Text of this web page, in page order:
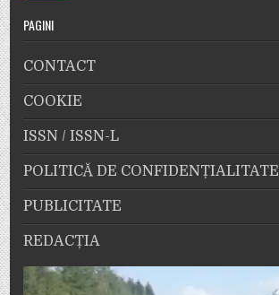
PAGINI
CONTACT
COOKIE
ISSN / ISSN-L
POLITICĂ DE CONFIDENȚIALITATE
PUBLICITATE
REDACȚIA